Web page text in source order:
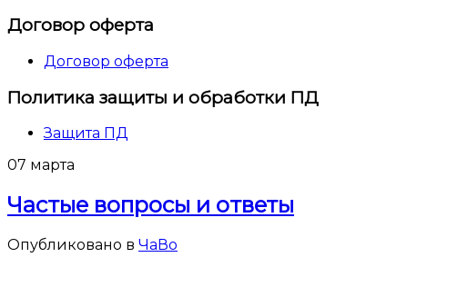
Договор оферта
Договор оферта
Политика защиты и обработки ПД
Защита ПД
07 марта
Частые вопросы и ответы
Опубликовано в ЧаВо